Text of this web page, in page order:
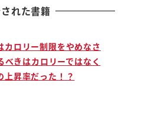
れた書籍
カロリー制限をやめなさ
きはカロリーではなく
上昇率だった！？